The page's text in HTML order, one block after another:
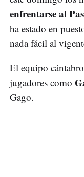
enfrentarse al
ha estado en
nada fácil al
El equipo
jugadores como
Gago.